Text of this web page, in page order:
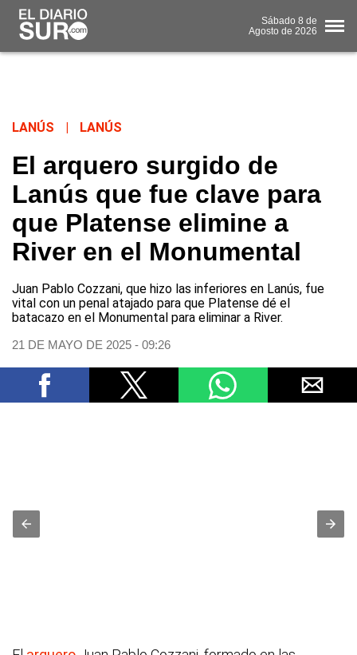
Sábado 8 de
Agosto de 2026
LANÚS LANÚS
El arquero surgido de
Lanús que fue clave para
que Platense elimine a
River en el Monumental
Juan Pablo Cozzani, que hizo las inferiores en Lanús, fue
vital con un penal atajado para que Platense dé el
batacazo en el Monumental para eliminar a River.
21 DE MAYO DE 2025 - 09:26